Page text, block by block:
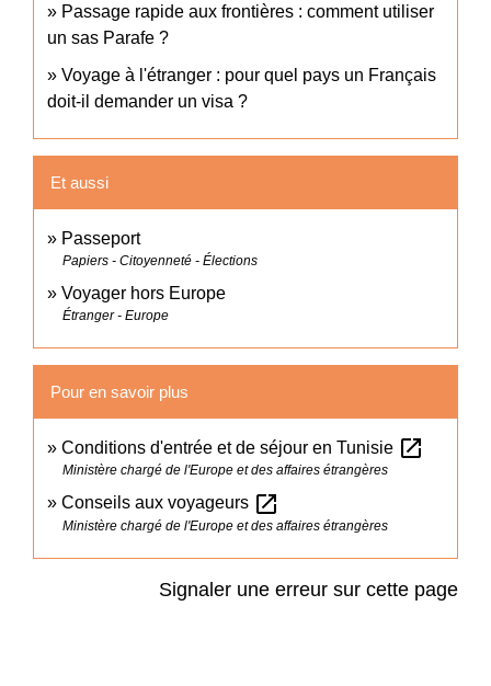
Passage rapide aux frontières : comment utiliser
un sas Parafe ?
Voyage à l'étranger : pour quel pays un Français
doit-il demander un visa ?
Et aussi
Passeport
Papiers - Citoyenneté - Élections
Voyager hors Europe
Étranger - Europe
Pour en savoir plus
Conditions d'entrée et de séjour en Tunisie open_in_new
Ministère chargé de l'Europe et des affaires étrangères
Conseils aux voyageurs open_in_new
Ministère chargé de l'Europe et des affaires étrangères
Signaler une erreur sur cette page